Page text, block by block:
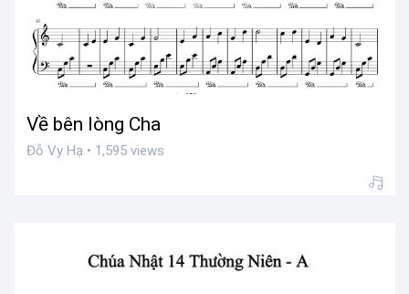
Về bên lòng Cha
Đỗ Vy Hạ • 1,595 views